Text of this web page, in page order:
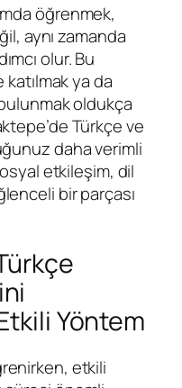
öğrenmek,
aynı zamanda
olur. Bu
ya da
oldukça
Türkçe ve
daha verimli
etkileşim, dil
bir parçası
Yöntem
etkili